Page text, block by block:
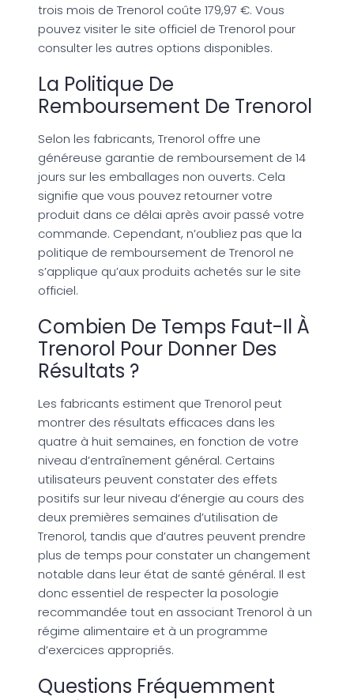
trois mois de Trenorol coûte 179,97 €. Vous
pouvez visiter le site officiel de Trenorol pour
consulter les autres options disponibles.
La Politique De
Remboursement De Trenorol
Selon les fabricants, Trenorol offre une
généreuse garantie de remboursement de 14
jours sur les emballages non ouverts. Cela
signifie que vous pouvez retourner votre
produit dans ce délai après avoir passé votre
commande. Cependant, n’oubliez pas que la
politique de remboursement de Trenorol ne
s’applique qu’aux produits achetés sur le site
officiel.
Combien De Temps Faut-Il À
Trenorol Pour Donner Des
Résultats ?
Les fabricants estiment que Trenorol peut
montrer des résultats efficaces dans les
quatre à huit semaines, en fonction de votre
niveau d’entraînement général. Certains
utilisateurs peuvent constater des effets
positifs sur leur niveau d’énergie au cours des
deux premières semaines d’utilisation de
Trenorol, tandis que d’autres peuvent prendre
plus de temps pour constater un changement
notable dans leur état de santé général. Il est
donc essentiel de respecter la posologie
recommandée tout en associant Trenorol à un
régime alimentaire et à un programme
d’exercices appropriés.
Questions Fréquemment